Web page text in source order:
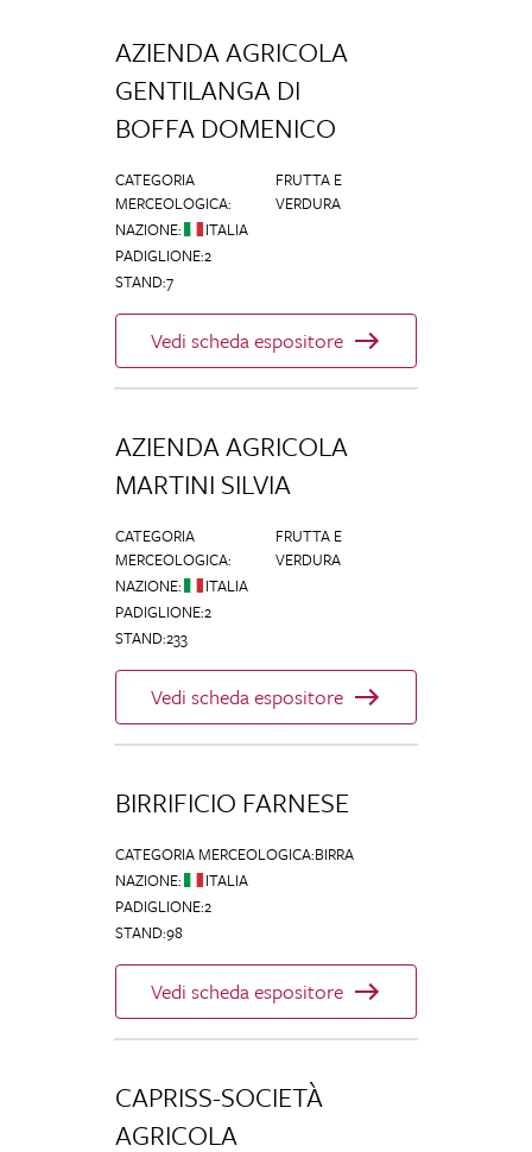
AZIENDA AGRICOLA
GENTILANGA DI
BOFFA DOMENICO
CATEGORIA
MERCEOLOGICA:
FRUTTA E
VERDURA
NAZIONE:
ITALIA
PADIGLIONE:2
STAND:7
Vedi scheda espositore
AZIENDA AGRICOLA
MARTINI SILVIA
CATEGORIA
MERCEOLOGICA:
FRUTTA E
VERDURA
NAZIONE:
ITALIA
PADIGLIONE:2
STAND:233
Vedi scheda espositore
BIRRIFICIO FARNESE
CATEGORIA MERCEOLOGICA:BIRRA
NAZIONE:
ITALIA
PADIGLIONE:2
STAND:98
Vedi scheda espositore
CAPRISS-SOCIETÀ
AGRICOLA